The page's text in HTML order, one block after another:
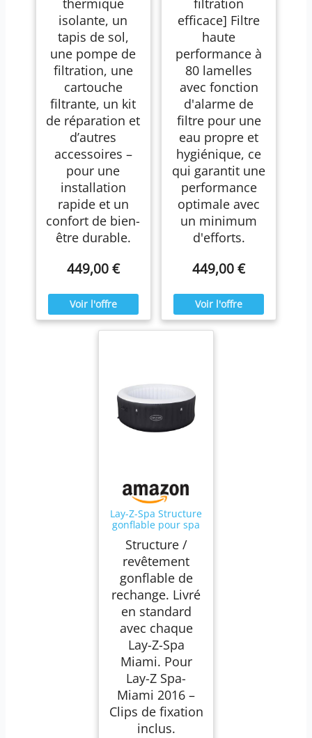
isolante, un
tapis de sol,
une pompe de
filtration, une
cartouche
filtrante, un kit
de réparation et
d’autres
accessoires –
pour une
installation
rapide et un
confort de bien-
être durable.
449,00 €
efficace] Filtre
haute
performance à
80 lamelles
avec fonction
d'alarme de
filtre pour une
eau propre et
hygiénique, ce
qui garantit une
performance
optimale avec
un minimum
d'efforts.
449,00 €
Lay-Z-Spa Structure
gonflable pour spa
Structure /
revêtement
gonflable de
rechange. Livré
en standard
avec chaque
Lay-Z-Spa
Miami. Pour
Lay-Z Spa-
Miami 2016 –
Clips de fixation
inclus.